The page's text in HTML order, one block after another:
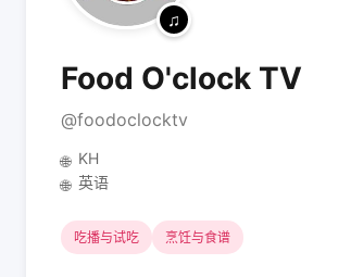
Food O'clock TV
@foodoclocktv
🌐 KH
🌐 英语
吃播与试吃 烹饪与食谱